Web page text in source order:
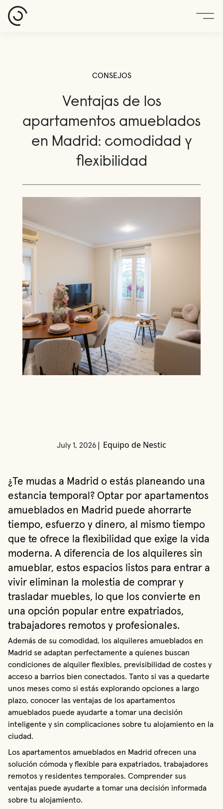
CONSEJOS
Ventajas de los
apartamentos amueblados
en Madrid: comodidad y
flexibilidad
July 1, 2026 | Equipo de Nestic
¿Te mudas a Madrid o estás planeando una
estancia temporal? Optar por apartamentos
amueblados en Madrid puede ahorrarte
tiempo, esfuerzo y dinero, al mismo tiempo
que te ofrece la flexibilidad que exige la vida
moderna. A diferencia de los alquileres sin
amueblar, estos espacios listos para entrar a
vivir eliminan la molestia de comprar y
trasladar muebles, lo que los convierte en
una opción popular entre expatriados,
trabajadores remotos y profesionales.
Además de su comodidad, los alquileres amueblados en
Madrid se adaptan perfectamente a quienes buscan
condiciones de alquiler flexibles, previsibilidad de costes y
acceso a barrios bien conectados. Tanto si vas a quedarte
unos meses como si estás explorando opciones a largo
plazo, conocer las ventajas de los apartamentos
amueblados puede ayudarte a tomar una decisión
inteligente y sin complicaciones sobre tu alojamiento en la
ciudad.
Los apartamentos amueblados en Madrid ofrecen una
solución cómoda y flexible para expatriados, trabajadores
remotos y residentes temporales. Comprender sus
ventajas puede ayudarte a tomar una decisión informada
sobre tu alojamiento.